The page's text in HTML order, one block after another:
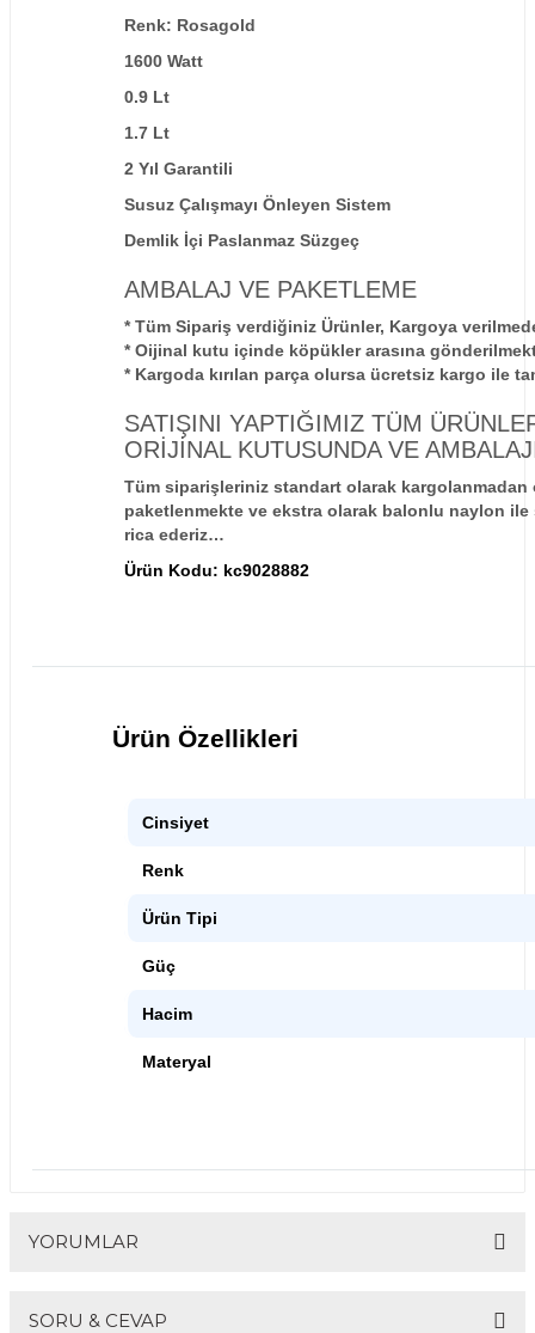
Renk: Rosagold
1600 Watt
0.9 Lt
1.7 Lt
2 Yıl Garantili
Susuz Çalışmayı Önleyen Sistem
Demlik İçi Paslanmaz Süzgeç
AMBALAJ VE PAKETLEME
* Tüm Sipariş verdiğiniz Ürünler, Kargoya
* Oijinal kutu içinde köpükler arasına
* Kargoda kırılan parça olursa ücretsiz kargo ile
SATIŞINI YAPTIĞIMIZ TÜM
ORİJİNAL KUTUSUNDA VE
Tüm siparişleriniz standart olarak
paketlenmekte ve ekstra olarak balonlu naylon
rica ederiz…
Ürün Kodu: kc9028882
Ürün Özellikleri
Cinsiyet
Renk
Ürün Tipi
Güç
Hacim
Materyal
YORUMLAR
SORU & CEVAP